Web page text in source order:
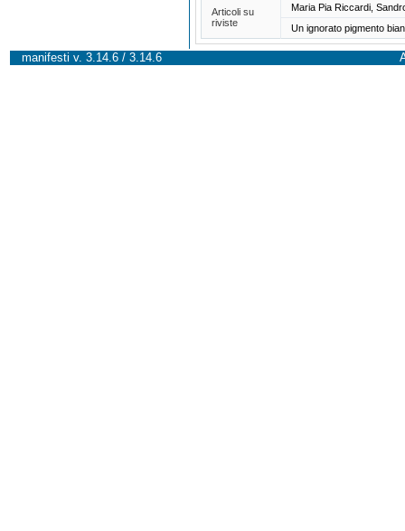
Articoli su
riviste
Maria Pia Riccardi,
Un ignorato pigmento
manifesti v. 3.14.6 / 3.14.6